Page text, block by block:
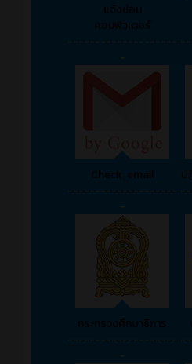
แจ้งซ่อม
คอมพิวเตอร์
--------------------
-
Check email
ป
--------------------
-
กระทรวงศึกษาธิการ
--------------------
-